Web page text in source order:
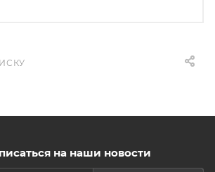
на наши новости